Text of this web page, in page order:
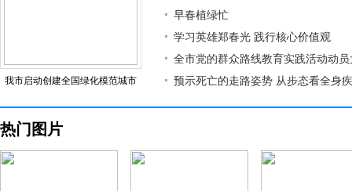
我市启动创建全国绿化模范城市
早春植绿忙
学习英雄郑春光 践行核心价值观
全市党的群众路线教育实践活动动
预示死亡的走路姿势 从步态看全身
热门图片